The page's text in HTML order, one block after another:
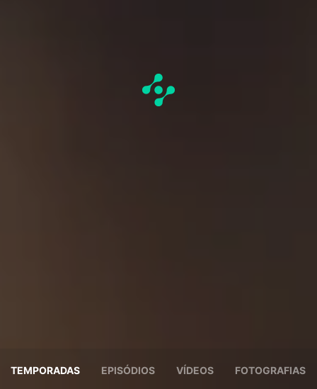
TEMPORADAS EPISÓDIOS VÍDEOS FOTOGRAFIAS